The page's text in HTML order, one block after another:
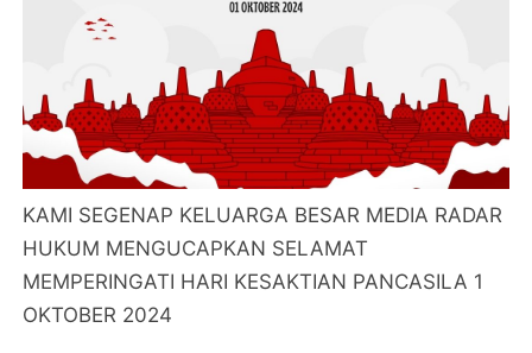
KAMI SEGENAP KELUARGA BESAR MEDIA RADAR
HUKUM MENGUCAPKAN SELAMAT
MEMPERINGATI HARI KESAKTIAN PANCASILA 1
OKTOBER 2024